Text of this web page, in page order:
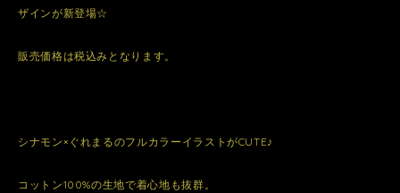
ザインが新登場☆
販売価格は税込みとなります。
シナモン×ぐれまるのフルカラーイラストがCUTE♪
コットン100%の生地で着心地も抜群。